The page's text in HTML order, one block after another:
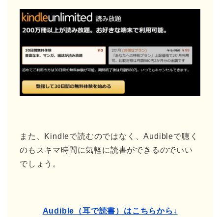
また、Kindleで読むのではなく、Audibleで聴く
のもスキマ時間に気軽に読書ができるのでいい
でしょう。
Audible（耳で読書）はこちらから↓